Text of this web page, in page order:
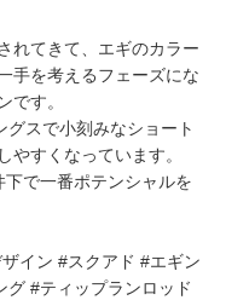
れてきて、エギのカラー
手を考えるフェーズにな
です。
グスで小刻みなショート
やすくなっています。
で一番ポテンシャルを
イン #スクアド #エギン
グ #ティップランロッド